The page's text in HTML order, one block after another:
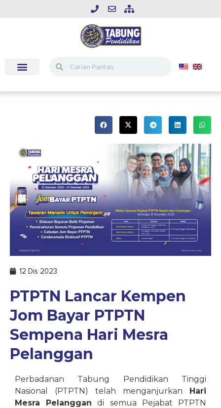
12 Dis 2023
PTPTN Lancar Kempen
Jom Bayar PTPTN
Sempena Hari Mesra
Pelanggan
Perbadanan Tabung Pendidikan Tinggi
Nasional (PTPTN) telah menganjurkan Hari
Mesra Pelanggan di semua Pejabat PTPTN